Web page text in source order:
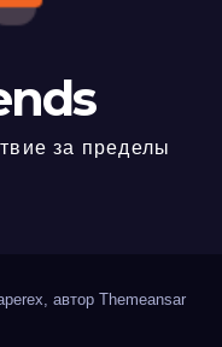
за пределы
автор Themeansar